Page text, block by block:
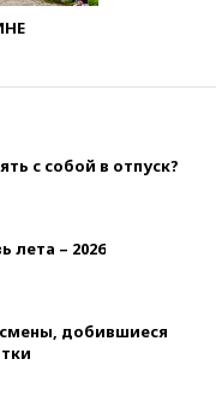
с собой в отпуск?
лета – 2026
добившиеся